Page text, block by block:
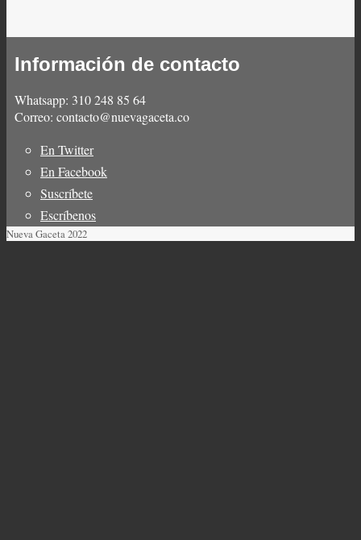
Información de contacto
Whatsapp: 310 248 85 64
Correo: contacto@nuevagaceta.co
Menú
del
pie
En Twitter
En Facebook
Suscríbete
Escríbenos
Nueva Gaceta 2022